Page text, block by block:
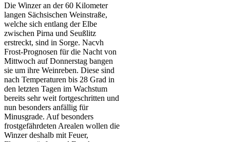
Die Winzer an der 60 Kilometer
langen Sächsischen Weinstraße,
welche sich entlang der Elbe
zwischen Pirna und Seußlitz
erstreckt, sind in Sorge. Nacvh
Frost-Prognosen für die Nacht von
Mittwoch auf Donnerstag bangen
sie um ihre Weinreben. Diese sind
nach Temperaturen bis 28 Grad in
den letzten Tagen im Wachstum
bereits sehr weit fortgeschritten und
nun besonders anfällig für
Minusgrade. Auf besonders
frostgefährdeten Arealen wollen die
Winzer deshalb mit Feuer,